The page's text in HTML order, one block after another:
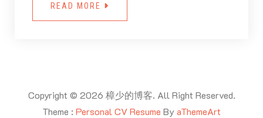
READ MORE
Copyright © 2026 樟少的博客. All Right Reserved.
Theme : Personal CV Resume ByaThemeArt